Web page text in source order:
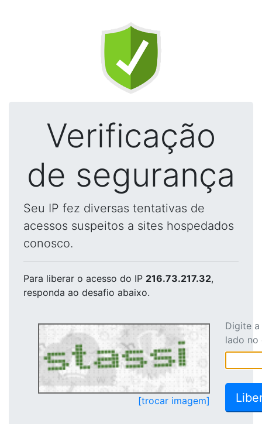
Verificação
de segurança
Seu IP fez diversas tentativas de
acessos suspeitos a sites hospedados
conosco.
Para liberar o acesso do IP 216.73.217.32,
responda ao desafio abaixo.
[trocar imagem]
Digite
lado no